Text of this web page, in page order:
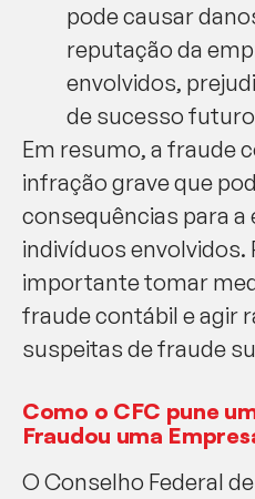
pode causar
reputação da
envolvidos,
de sucesso
Em resumo, a fraude
infração grave que
consequências para a
indivíduos envolvidos.
importante tomar
fraude contábil e agir
suspeitas de fraude
Como o CFC pune
Fraudou uma
O Conselho Federal